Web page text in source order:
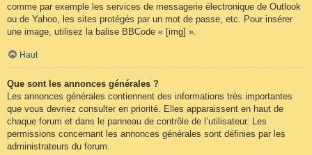
comme par exemple les services de messagerie électronique de Outlook
ou de Yahoo, les sites protégés par un mot de passe, etc. Pour insérer
une image, utilisez la balise BBCode « [img] ».
Haut
Que sont les annonces générales ?
Les annonces générales contiennent des informations très importantes
que vous devriez consulter en priorité. Elles apparaissent en haut de
chaque forum et dans le panneau de contrôle de l’utilisateur. Les
permissions concernant les annonces générales sont définies par les
administrateurs du forum.